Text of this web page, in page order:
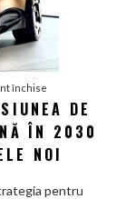
de
închise
Peugeot
renunță
la
de
DE
ÎN 2030
NOI
pentru